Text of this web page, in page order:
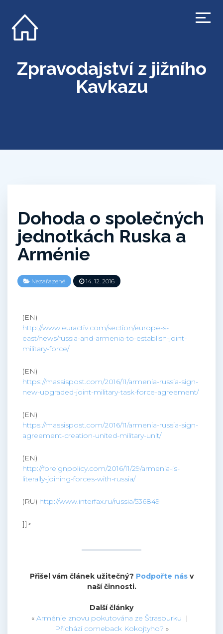
Zpravodajství z jižního
Kavkazu
Dohoda o společných
jednotkách Ruska a
Arménie
Nezařazené 14. 12. 2016
(EN)
http://www.euractiv.com/section/europe-s-
east/news/russia-and-armenia-to-establish-joint-
military-force/
(EN)
https://massispost.com/2016/11/armenia-russia-sign-
new-upgraded-joint-military-task-force-agreement/
(EN)
https://massispost.com/2016/11/armenia-russia-sign-
agreement-creation-united-military-unit/
(EN)
http://foreignpolicy.com/2016/11/29/armenia-is-
literally-joining-forces-with-russia/
(RU) http://www.interfax.ru/russia/536849
]]>
Přišel vám článek užitečný? Podpořte násv
naší činnosti.
Další články
« Arménie znovu pokutována ze Štrasburku |
Přichází comeback Kokojtyho? »